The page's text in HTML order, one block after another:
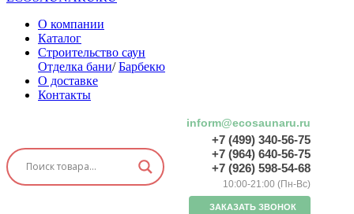
О компании
Каталог
Строительство саун
Отделка бани/Барбекю
О доставке
Контакты
inform@ecosaunaru.ru
+7 (499) 340-56-75
+7 (964) 640-56-75
+7 (926) 598-54-68
10:00-21:00 (Пн-Вс)
ЗАКАЗАТЬ ЗВОНОК